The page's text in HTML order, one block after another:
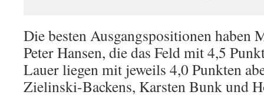
Die besten Ausgangspositionen
Peter Hansen, die das Feld mit 4,5
Lauer liegen mit jeweils 4,0 Punkten
Zielinski-Backens, Karsten Bunk und